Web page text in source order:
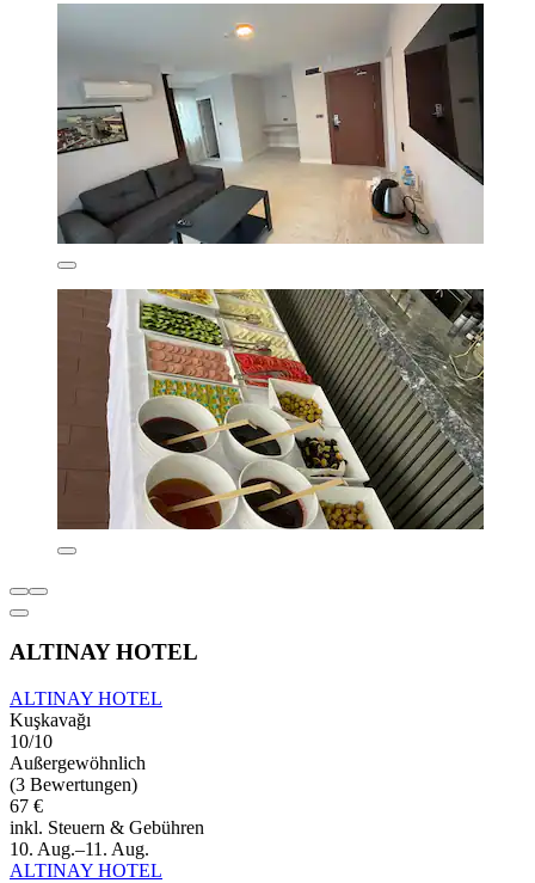
ALTINAY HOTEL
ALTINAY HOTEL
Kuşkavağı
10/10
Außergewöhnlich
(3 Bewertungen)
67 €
inkl. Steuern & Gebühren
10. Aug.–11. Aug.
ALTINAY HOTEL